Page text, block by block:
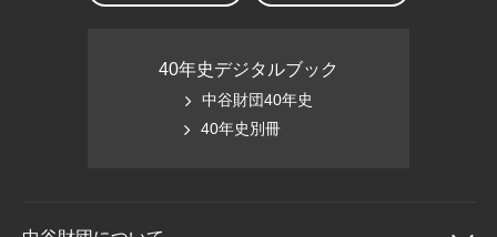
40年史デジタルブック
中谷財団40年史
40年史別冊